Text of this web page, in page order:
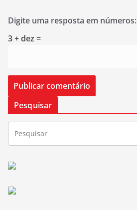
Digite uma resposta em números:
3 + dez =
Pesquisar